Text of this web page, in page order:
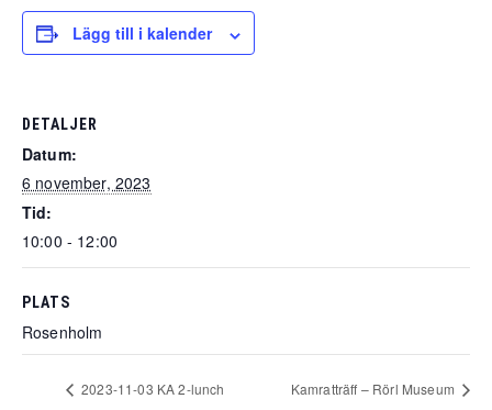
Lägg till i kalender
DETALJER
Datum:
6 november, 2023
Tid:
10:00 - 12:00
PLATS
Rosenholm
2023-11-03 KA 2-lunch Kamratträff – Rörl Museum